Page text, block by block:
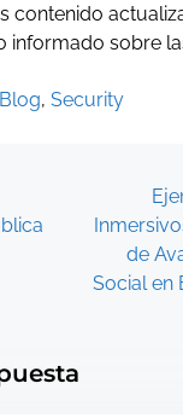
contenido
informado sobre
Blog, Security
de
Social en